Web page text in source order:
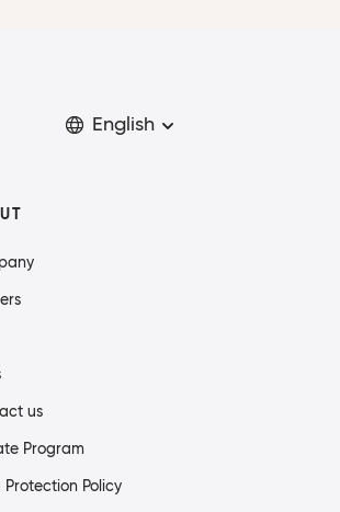
English
us
Program
Protection Policy